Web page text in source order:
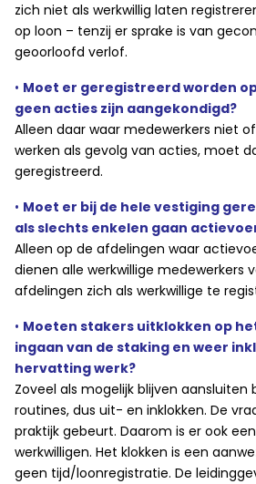
zich niet als werkwillig laten
op loon – tenzij er sprake is van
geoorloofd verlof.
• Moet er geregistreerd worden
geen acties zijn aangekondigd?
Alleen daar waar medewerkers niet
werken als gevolg van acties, moet
geregistreerd.
• Moet er bij de hele vestiging
als slechts enkelen gaan
Alleen op de afdelingen waar
dienen alle werkwillige medewerkers
afdelingen zich als werkwillige te
• Moeten stakers uitklokken op
ingaan van de staking en weer
hervatting werk?
Zoveel als mogelijk blijven aansluiten
routines, dus uit- en inklokken. De
praktijk gebeurt. Daarom is er ook
werkwilligen. Het klokken is een
geen tijd/loonregistratie. De